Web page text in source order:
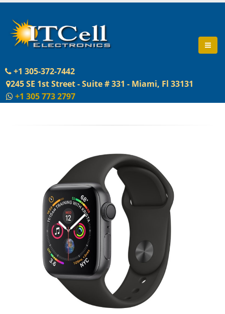
+1 305-372-7442
245 SE 1st Street - Suite # 331 - Miami, Fl 33131
+1 305 773 2797